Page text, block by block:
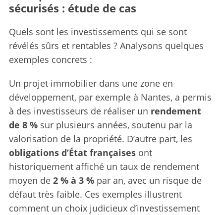
sécurisés : étude de cas
Quels sont les investissements qui se sont
révélés sûrs et rentables ? Analysons quelques
exemples concrets :
Un projet immobilier dans une zone en
développement, par exemple à Nantes, a permis
à des investisseurs de réaliser un rendement
de 8 %sur plusieurs années, soutenu par la
valorisation de la propriété. D’autre part, les
obligations d’État françaisesont
historiquement affiché un taux de rendement
moyen de 2 % à 3 %par an, avec un risque de
défaut très faible. Ces exemples illustrent
comment un choix judicieux d’investissement